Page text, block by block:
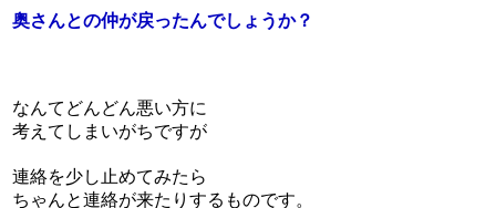
奥さんとの仲が戻ったんでしょうか？
なんてどんどん悪い方に
考えてしまいがちですが
連絡を少し止めてみたら
ちゃんと連絡が来たりするものです。